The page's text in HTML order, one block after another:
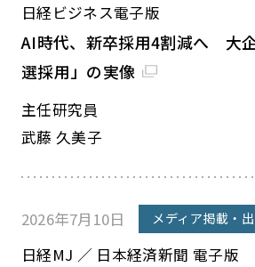
日経ビジネス電子版
AI時代、新卒採用4割減へ 大
選採用」の実像
主任研究員
武藤 久美子
2026年7月10日 メディア掲載・
日経MJ ／ 日本経済新聞 電子版